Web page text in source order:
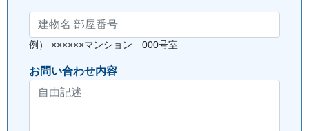
例） ××××××マンション 000号室
お問い合わせ内容